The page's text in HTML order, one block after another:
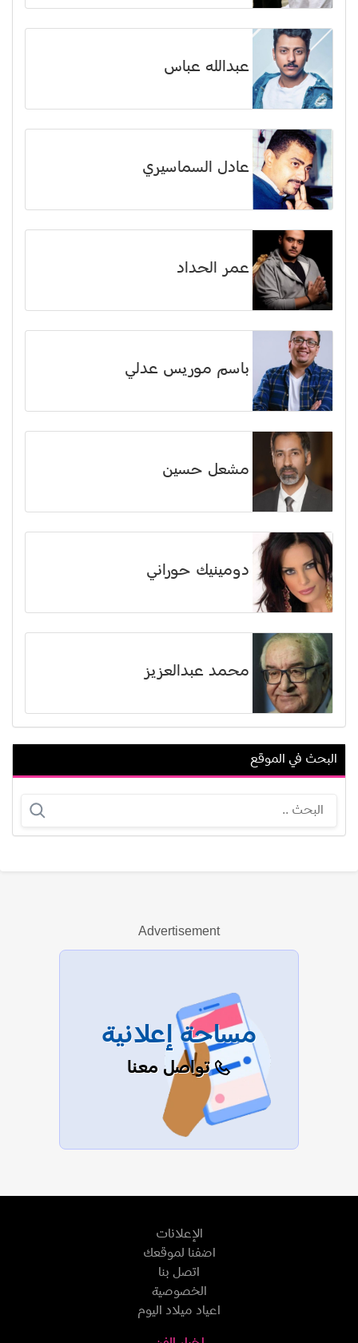
عبدالله عباس
عادل السماسيري
عمر الحداد
باسم موريس عدلي
مشعل حسين
دومينيك حوراني
محمد عبدالعزيز
مهدي بن عطية
عرض الكل
البحث في الموقع
Advertisement
مساحة إعلانية
تواصل معنا
الإعلانات
اضفنا لموقعك
اتصل بنا
الخصوصية
اعياد ميلاد اليوم